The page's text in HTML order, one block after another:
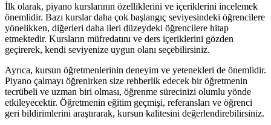
İlk olarak, piyano kurslarının özelliklerini ve içeriklerini incelemek
önemlidir. Bazı kurslar daha çok başlangıç seviyesindeki öğrencilere
yönelikken, diğerleri daha ileri düzeydeki öğrencilere hitap
etmektedir. Kursların müfredatını ve ders içeriklerini gözden
geçirerek, kendi seviyenize uygun olanı seçebilirsiniz.
Ayrıca, kursun öğretmenlerinin deneyim ve yetenekleri de önemlidir.
Piyano çalmayı öğrenirken size rehberlik edecek bir öğretmenin
tecrübeli ve uzman biri olması, öğrenme sürecinizi olumlu yönde
etkileyecektir. Öğretmenin eğitim geçmişi, referansları ve öğrenci
geri bildirimlerini araştırarak, kursun kalitesini değerlendirebilirsiniz.